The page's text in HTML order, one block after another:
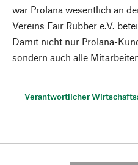
war Prolana wesentlich an
Vereins Fair Rubber e.V.
Damit nicht nur Prolana-
sondern auch alle
Verantwortlicher